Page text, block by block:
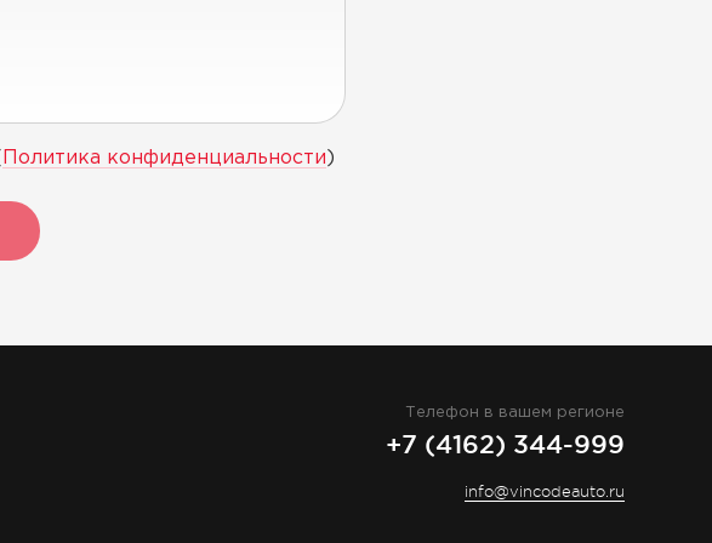
Политика конфиденциальности )
Телефон в вашем регионе
+7 (4162) 344-999
info@vincodeauto.ru